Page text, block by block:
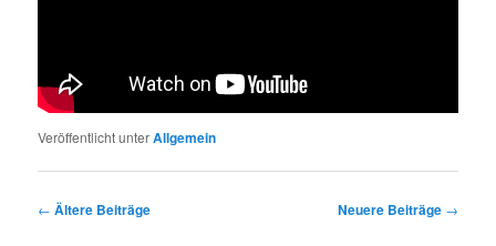
Veröffentlicht unterAllgemein
Beitragsnavigation
← Ältere Beiträge Neuere Beiträge →